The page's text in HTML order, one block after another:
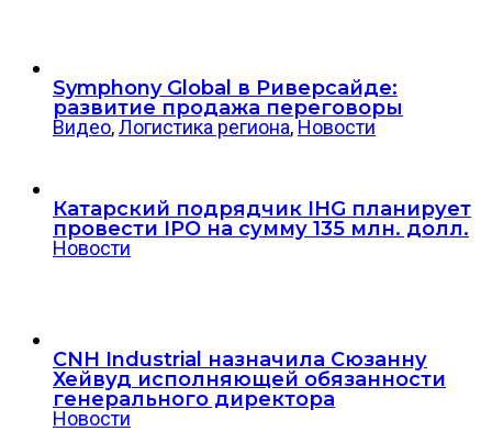
Symphony Global в Риверсайде:
развитие продажа переговоры
Видео,Логистика региона, Новости
Катарский подрядчик IHG планирует
провести IPO на сумму 135 млн. долл.
Новости
CNH Industrial назначила Сюзанну
Хейвуд исполняющей обязанности
генерального директора
Новости